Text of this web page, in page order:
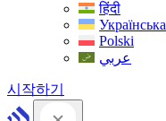
हिंदी
Українська
Polski
عربي
시작하기